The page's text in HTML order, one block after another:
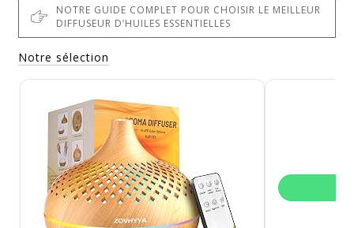
NOTRE GUIDE COMPLET POUR CHOISIR LE MEILLEUR
DIFFUSEUR D’HUILES ESSENTIELLES
Notre sélection